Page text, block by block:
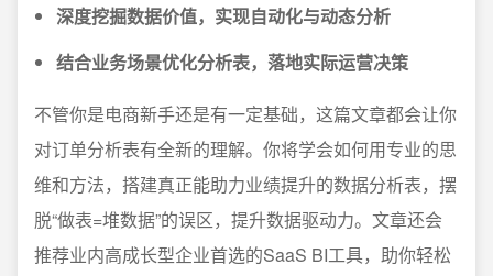
深度挖掘数据价值，实现自动化与动态分析
结合业务场景优化分析表，落地实际运营决策
不管你是电商新手还是有一定基础，这篇文章都会让你
对订单分析表有全新的理解。你将学会如何用专业的思
维和方法，搭建真正能助力业绩提升的数据分析表，摆
脱“做表=堆数据”的误区，提升数据驱动力。文章还会
推荐业内高成长型企业首选的SaaS BI工具，助你轻松